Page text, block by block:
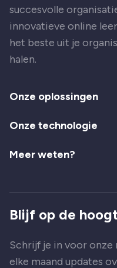
succesvolle
innovatieve online
het beste uit je
halen.
Onze oplossingen
Onze technologie
Meer weten?
Blijf op de
Schrijf je in voor
elke maand updates